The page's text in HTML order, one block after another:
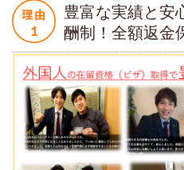
豊富な実績と安
酬制！全額返金